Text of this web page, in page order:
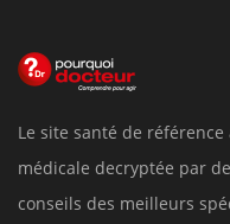
Le site santé de
médicale decryptée par
conseils des meilleurs